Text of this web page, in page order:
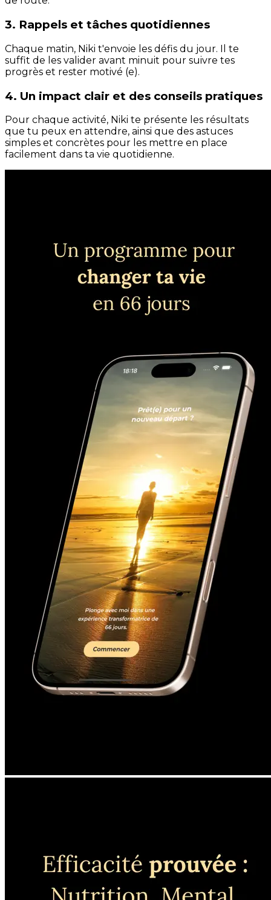
3. Rappels et tâches quotidiennes
Chaque matin, Niki t'envoie les défis du jour. Il te
suffit de les valider avant minuit pour suivre tes
progrès et rester motivé (e).
4. Un impact clair et des conseils pratiques
Pour chaque activité, Niki te présente les résultats
que tu peux en attendre, ainsi que des astuces
simples et concrètes pour les mettre en place
facilement dans ta vie quotidienne.